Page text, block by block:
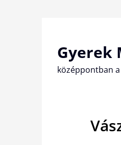
Gyerek
középpontban